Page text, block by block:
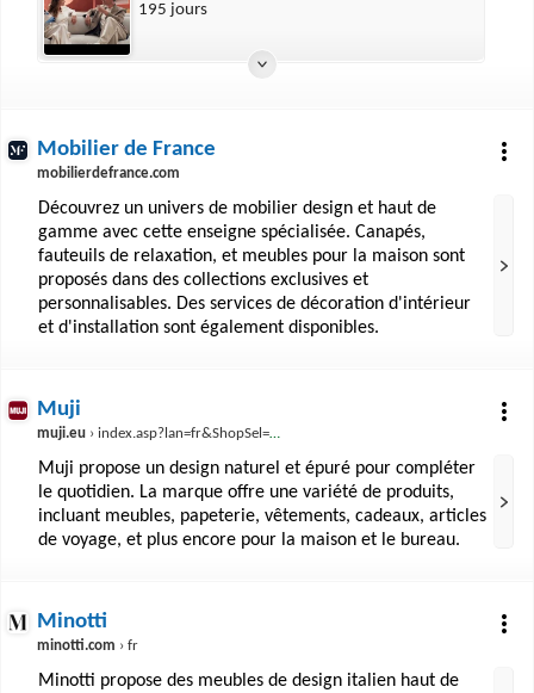
195 jours
Mobilier de France
mobilierdefrance.com
Découvrez un univers de mobilier design et haut de
gamme avec cette enseigne spécialisée. Canapés,
fauteuils de relaxation, et meubles pour la maison sont
proposés dans des collections exclusives et
personnalisables. Des services de décoration d'intérieur
et d'installation sont également disponibles.
Muji
muji.eu › index.asp?lan=fr&ShopSel=y&
Muji propose un design naturel et épuré pour compléter
le quotidien. La marque offre une variété de produits,
incluant meubles, papeterie, vêtements, cadeaux, articles
de voyage, et plus encore pour la maison et le bureau.
Minotti
minotti.com › fr
Minotti propose des meubles de design italien haut de